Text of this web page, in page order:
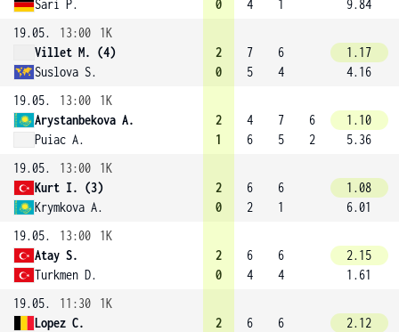
Sari P. 0 4 1
9.84
19.05.
13:00
1K
Villet M. (4)
Suslova S.
2
0
7
5
6
4
1.17
4.16
19.05.
13:00
1K
Arystanbekova A.
Puiac A.
2
1
4
6
7
5
6
2
1.10
5.36
19.05.
13:00
1K
Kurt I. (3)
Krymkova A.
2
0
6
2
6
1
1.08
6.01
19.05.
13:00
1K
Atay S.
Turkmen D.
2
0
6
4
6
4
2.15
1.61
19.05.
11:30
1K
Lopez C.
2
6
6
2.12